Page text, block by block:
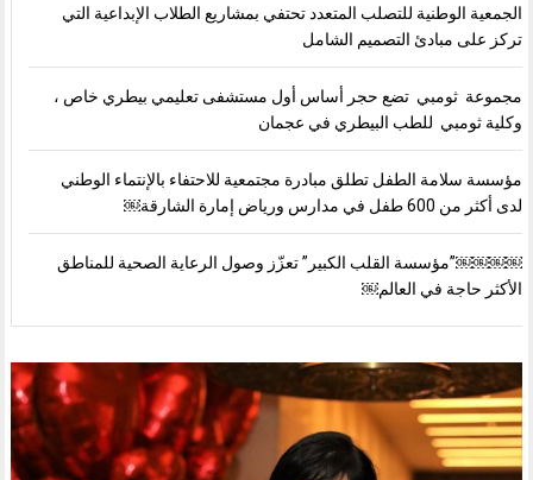
الجمعية الوطنية للتصلب المتعدد تحتفي بمشاريع الطلاب الإبداعية التي
تركز على مبادئ التصميم الشامل
مجموعة ثومبي تضع حجر أساس أول مستشفى تعليمي بيطري خاص ،
وكلية ثومبي للطب البيطري في عجمان
مؤسسة سلامة الطفل تطلق مبادرة مجتمعية للاحتفاء بالإنتماء الوطني
لدى أكثر من 600 طفل في مدارس ورياض إمارة الشارقة￼
￼￼￼￼”مؤسسة القلب الكبير” تعزّز وصول الرعاية الصحية للمناطق
الأكثر حاجة في العالم￼